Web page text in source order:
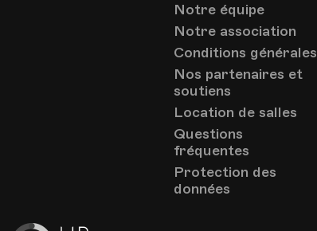
Notre équipe
Notre association
Conditions générales
Nos partenaires et
soutiens
Location de salles
Questions
fréquentes
Protection des
données